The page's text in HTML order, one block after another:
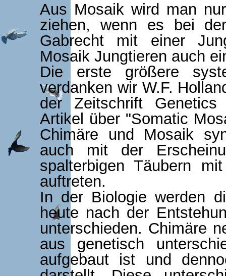
Aus Mosaik wird man
ziehen, wenn es bei
Gabrecht mit einer
Mosaik Jungtieren auch
Die erste größere
verdanken wir W.F.
der Zeitschrift
Artikel über "Somatic
Chimäre und Mosaik
auch mit der
spalterbigen Täubern
auftreten.
In der Biologie werden
heute nach der
unterschieden. Chimäre
aus genetisch
aufgebaut ist und